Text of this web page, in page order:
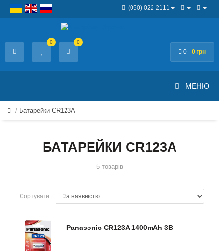
(050) 022-2111
0 - 0 грн
0 0
МЕНЮ
Батарейки CR123A
БАТАРЕЙКИ CR123A
5 товарів
Сортувати:
Panasonic CR123A 1400mAh 3В